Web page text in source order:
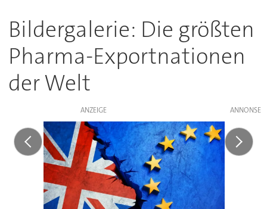
Bildergalerie: Die größten
Pharma-Exportnationen
der Welt
ANZEIGE